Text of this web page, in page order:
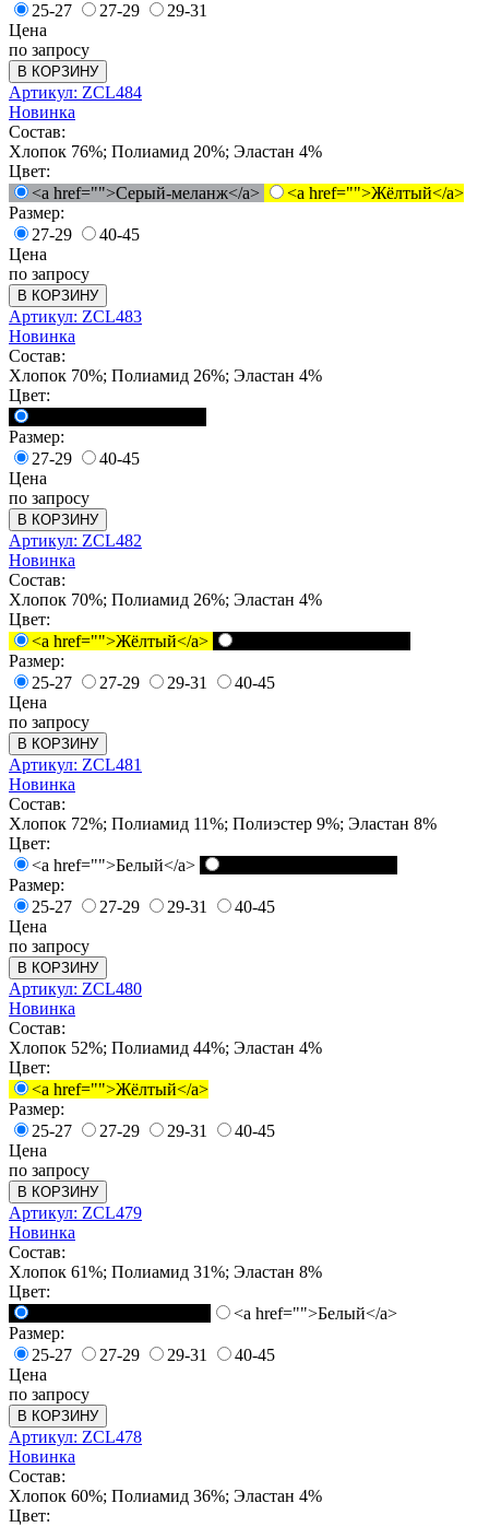
25-27
27-29
29-31
Цена
по запросу
В КОРЗИНУ
Артикул: ZCL484
Новинка
Состав:
Хлопок 76%; Полиамид 20%; Эластан 4%
Цвет:
<a href="">Серый-меланж</a>
<a href="">Жёлтый</a>
Размер:
27-29
40-45
Цена
по запросу
В КОРЗИНУ
Артикул: ZCL483
Новинка
Состав:
Хлопок 70%; Полиамид 26%; Эластан 4%
Цвет:
Размер:
27-29
40-45
Цена
по запросу
В КОРЗИНУ
Артикул: ZCL482
Новинка
Состав:
Хлопок 70%; Полиамид 26%; Эластан 4%
Цвет:
<a href="">Жёлтый</a>
Размер:
25-27
27-29 29-31
40-45
Цена
по запросу
В КОРЗИНУ
Артикул: ZCL481
Новинка
Состав:
Хлопок 72%; Полиамид 11%; Полиэстер 9%; Эластан 8%
Цвет:
<a href="">Белый</a>
Размер:
25-27
27-29 29-31
40-45
Цена
по запросу
В КОРЗИНУ
Артикул: ZCL480
Новинка
Состав:
Хлопок 52%; Полиамид 44%; Эластан 4%
Цвет:
<a href="">Жёлтый</a>
Размер:
25-27
27-29 29-31
40-45
Цена
по запросу
В КОРЗИНУ
Артикул: ZCL479
Новинка
Состав:
Хлопок 61%; Полиамид 31%; Эластан 8%
Цвет:
<a href="">Белый</a>
Размер:
25-27
27-29 29-31
40-45
Цена
по запросу
В КОРЗИНУ
Артикул: ZCL478
Новинка
Состав:
Хлопок 60%; Полиамид 36%; Эластан 4%
Цвет: